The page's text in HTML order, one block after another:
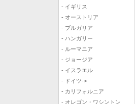
- イギリス
- オーストリア
- ブルガリア
- ハンガリー
- ルーマニア
- ジョージア
- イスラエル
- ドイツ->
- カリフォルニア
- オレゴン・ワシントン